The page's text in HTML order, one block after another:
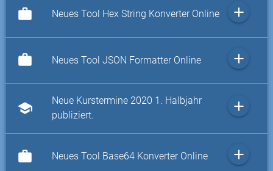
work Neues Tool Hex String Konverter Online add
work Neues Tool JSON Formatter Online add
school
Neue Kurstermine 2020 1. Halbjahr
publiziert.
add
work Neues Tool Base64 Konverter Online add